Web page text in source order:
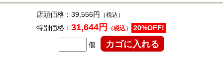
店頭価格： 39,556円 （税込）
特別価格： 31,644円 （税込） 20%OFF!
個